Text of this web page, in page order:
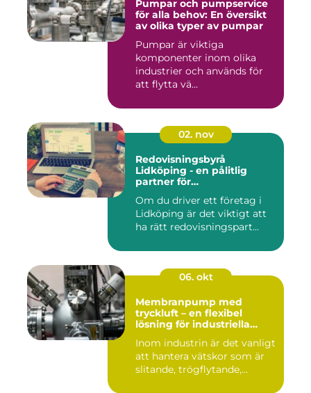
Pumpar och pumpservice
för alla behov: En översikt
av olika typer av pumpar
Pumpar är viktiga
komponenter inom olika
industrier och används för
att flytta vä...
02. nov
Redovisningsbyrå
Lidköping - en pålitlig
partner för
Lidköping
Om du driver ett företag i
Lidköping är det viktigt att
ha rätt redovisningspart...
06. okt
Membranpump med
tryckluft – en flexibel
lösning för industriella
Inom industrin är det vanligt
att hantera vätskor som är
slitande, trögflytande,...